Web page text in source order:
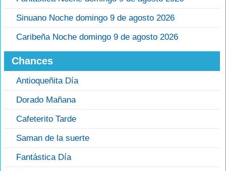
Sinuano Noche domingo 9 de agosto 2026
Caribeña Noche domingo 9 de agosto 2026
Chances
Antioqueñita Día
Dorado Mañana
Cafeterito Tarde
Saman de la suerte
Fantástica Día